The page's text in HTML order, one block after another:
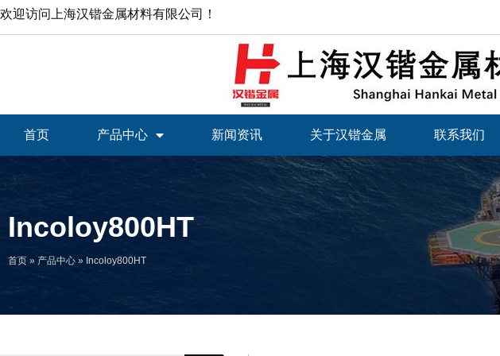
欢迎访问上海汉锴金属材料有限公司！
首页 产品中心 新闻资讯 关于汉锴金属 联系我们
Incoloy800HT
首页 » 产品中心 » Incoloy800HT